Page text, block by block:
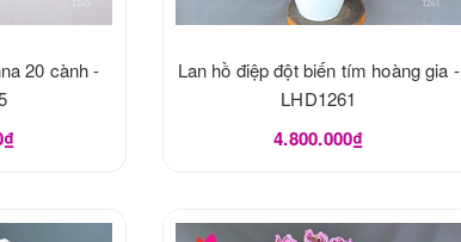
20 cành -
Lan hồ điệp đột biến tím hoàng gia -
LHD1261
4.800.000₫